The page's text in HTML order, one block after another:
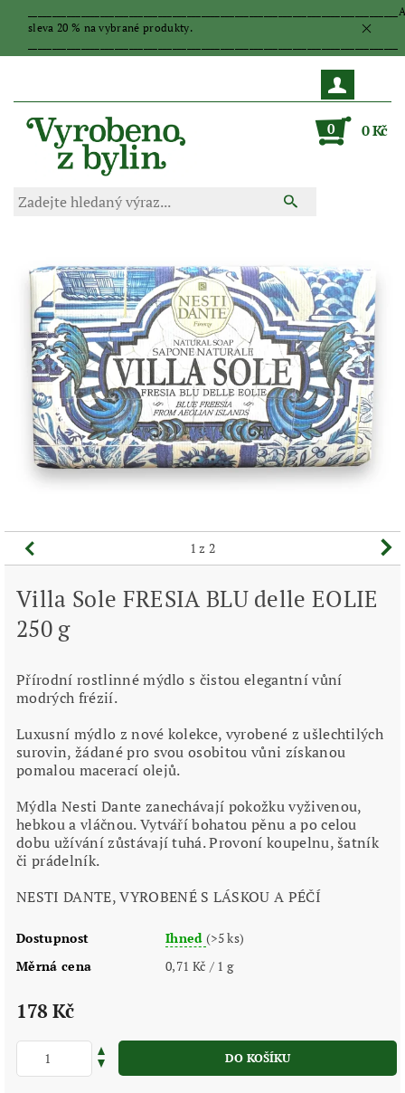
sleva 20 % na vybrané produkty.
0 0 Kč
1 z 2
Villa Sole FRESIA BLU delle EOLIE
250 g
Přírodní rostlinné mýdlo s čistou elegantní vůní
modrých frézií.
Luxusní mýdlo z nové kolekce, vyrobené z ušlechtilých
surovin, žádané pro svou osobitou vůni získanou
pomalou macerací olejů.
Mýdla Nesti Dante zanechávají pokožku vyživenou,
hebkou a vláčnou. Vytváří bohatou pěnu a po celou
dobu užívání zůstávají tuhá. Provoní koupelnu, šatník
či prádelník.
NESTI DANTE, VYROBENÉ S LÁSKOU A PÉČÍ
Dostupnost Ihned(>5 ks)
Měrná cena
0,71 Kč / 1 g
178 Kč